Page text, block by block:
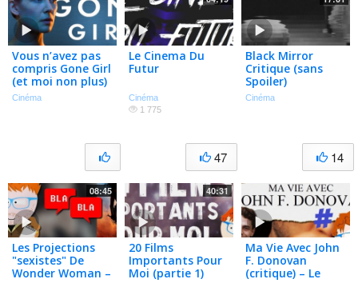
Vous n’avez pas
compris Gone Girl
(et moi non plus)
Cinéma
Le Cinema Du
Futur
Cinéma
1 775
47
Black Mirror
Critique (sans
Spoiler)
#c’estmonavis
Cinéma
14
08:45
Les Projections
"sexistes" De
Wonder Woman –
40:31
20 Films
Importants Pour
Moi (partie 1)
Ma Vie Avec John
F. Donovan
(critique) – Le